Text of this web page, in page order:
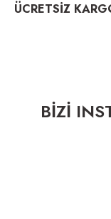
ÜCRETSİZ
BİZİ